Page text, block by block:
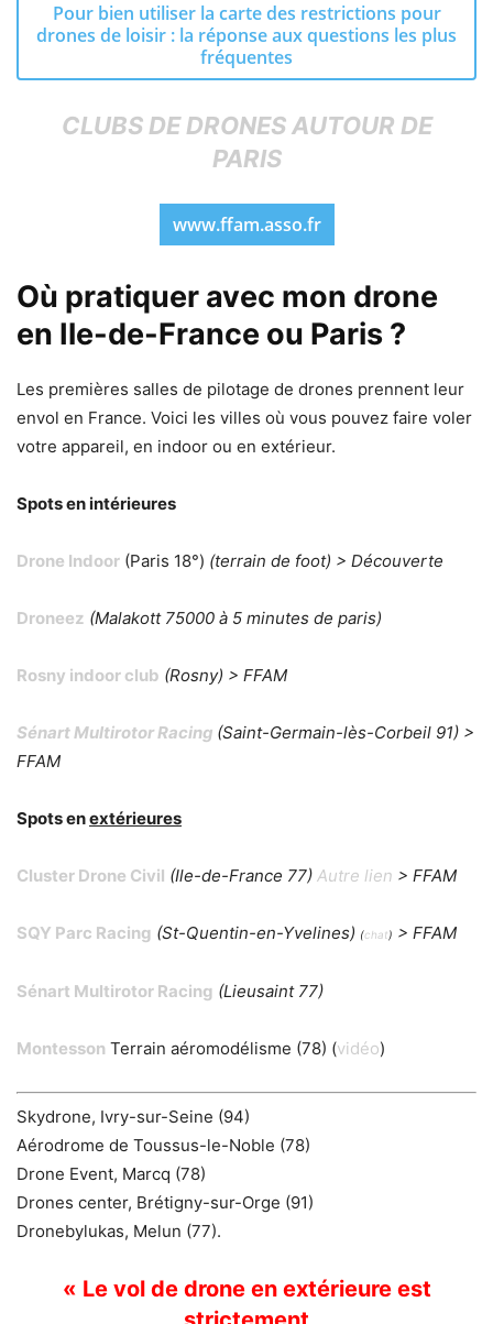
Pour bien utiliser la carte des restrictions pour
drones de loisir : la réponse aux questions les plus
fréquentes
CLUBS DE DRONES AUTOUR DE
PARIS
www.ffam.asso.fr
Où pratiquer avec mon drone
en Ile-de-France ou Paris ?
Les premières salles de pilotage de drones prennent leur
envol en France. Voici les villes où vous pouvez faire voler
votre appareil, en indoor ou en extérieur.
Spots en intérieures
Drone Indoor (Paris 18°) (terrain de foot) > Découverte
Droneez (Malakott 75000 à 5 minutes de paris)
Rosny indoor club (Rosny) > FFAM
Sénart Multirotor Racing (Saint-Germain-lès-Corbeil 91) >
FFAM
Spots enextérieures
Cluster Drone Civil (Ile-de-France 77) Autre lien > FFAM
SQY Parc Racing (St-Quentin-en-Yvelines) (chat) > FFAM
Sénart Multirotor Racing (Lieusaint 77)
Montesson Terrain aéromodélisme (78) (vidéo)
Skydrone, Ivry-sur-Seine (94)
Aérodrome de Toussus-le-Noble (78)
Drone Event, Marcq (78)
Drones center, Brétigny-sur-Orge (91)
Dronebylukas, Melun (77).
« Le vol de drone en extérieure est